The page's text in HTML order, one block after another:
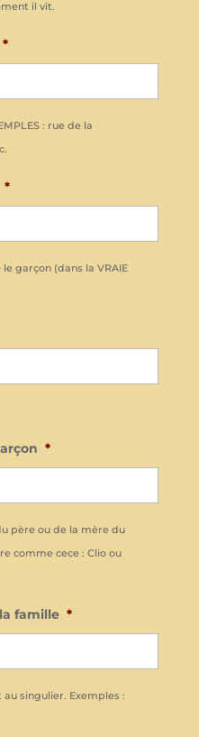
il vit.
*
: rue de la
*
garçon (dans la VRAIE
*
père ou de la mère du
comme cece : Clio ou
famille *
singulier. Exemples :